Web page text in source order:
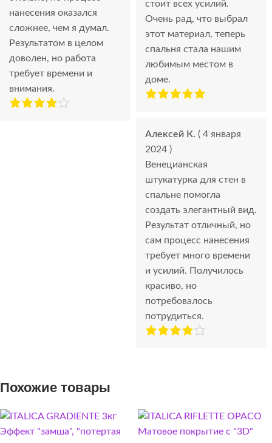
нанесения оказался
сложнее, чем я думал.
Результатом в целом
доволен, но работа
требует времени и
внимания.
стоит всех усилий.
Очень рад, что выбрал
этот материал, теперь
спальня стала нашим
любимым местом в
доме.
Алексей К. ( 4 января
2024 )
Венецианская
штукатурка для стен в
спальне помогла
создать элегантный вид.
Результат отличный, но
сам процесс нанесения
требует много времени
и усилий. Получилось
красиво, но
потребовалось
потрудиться.
Похожие товары